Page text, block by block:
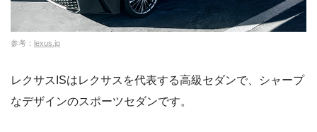
参考： lexus.jp
レクサスISはレクサスを代表する高級セダンで、シャープ
なデザインのスポーツセダンです。